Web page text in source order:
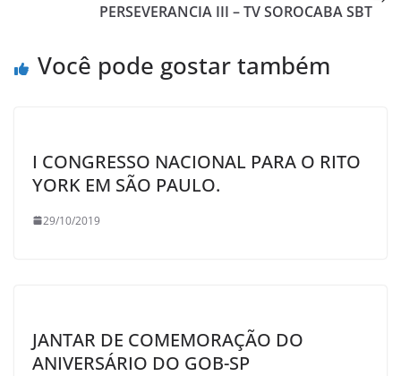
PERSEVERANCIA III – TV SOROCABA SBT
Você pode gostar também
I CONGRESSO NACIONAL PARA O RITO
YORK EM SÃO PAULO.
29/10/2019
JANTAR DE COMEMORAÇÃO DO
ANIVERSÁRIO DO GOB-SP